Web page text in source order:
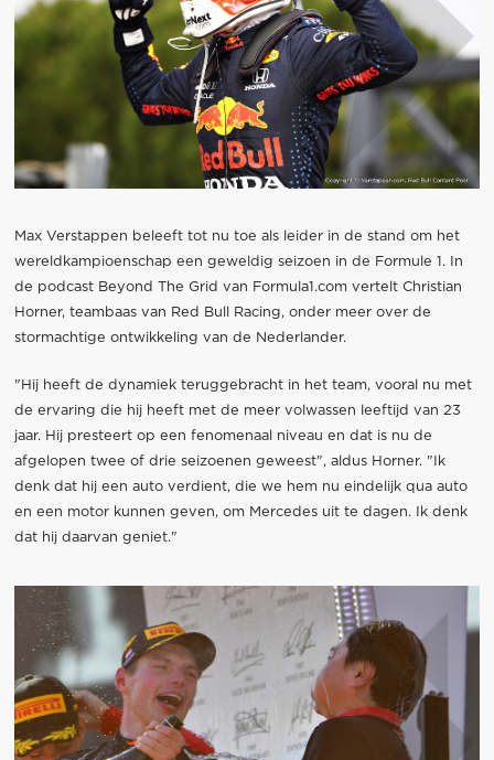
Max Verstappen beleeft tot nu toe als leider in de stand om het
wereldkampioenschap een geweldig seizoen in de Formule 1. In
de podcast Beyond The Grid van Formula1.com vertelt Christian
Horner, teambaas van Red Bull Racing, onder meer over de
stormachtige ontwikkeling van de Nederlander.
"Hij heeft de dynamiek teruggebracht in het team, vooral nu met
de ervaring die hij heeft met de meer volwassen leeftijd van 23
jaar. Hij presteert op een fenomenaal niveau en dat is nu de
afgelopen twee of drie seizoenen geweest", aldus Horner. "Ik
denk dat hij een auto verdient, die we hem nu eindelijk qua auto
en een motor kunnen geven, om Mercedes uit te dagen. Ik denk
dat hij daarvan geniet."